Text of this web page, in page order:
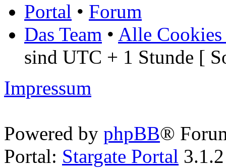
Portal • Forum
Das Team • Alle Cookies
sind UTC + 1 Stunde [
Impressum
Powered by phpBB®
Portal: Stargate Portal